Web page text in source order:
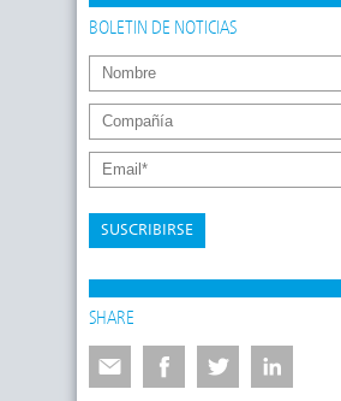
BOLETIN DE NOTICIAS
SUSCRIBIRSE
SHARE